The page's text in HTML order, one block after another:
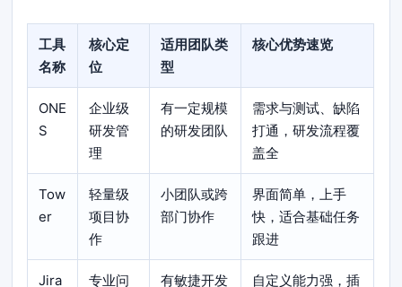
工具
名称
核心定
位
适用团队类
型
核心优势速览
ONE
S
企业级
研发管
理
有一定规模
的研发团队
需求与测试、缺陷
打通，研发流程覆
盖全
Tow
er
轻量级
项目协
作
小团队或跨
部门协作
界面简单，上手
快，适合基础任务
跟进
Jira
专业问
有敏捷开发
自定义能力强，插